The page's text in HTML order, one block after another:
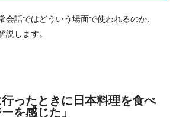
会話ではどういう場面で使われるのか、
説します。
行ったときに日本料理を食べ
を感じた」